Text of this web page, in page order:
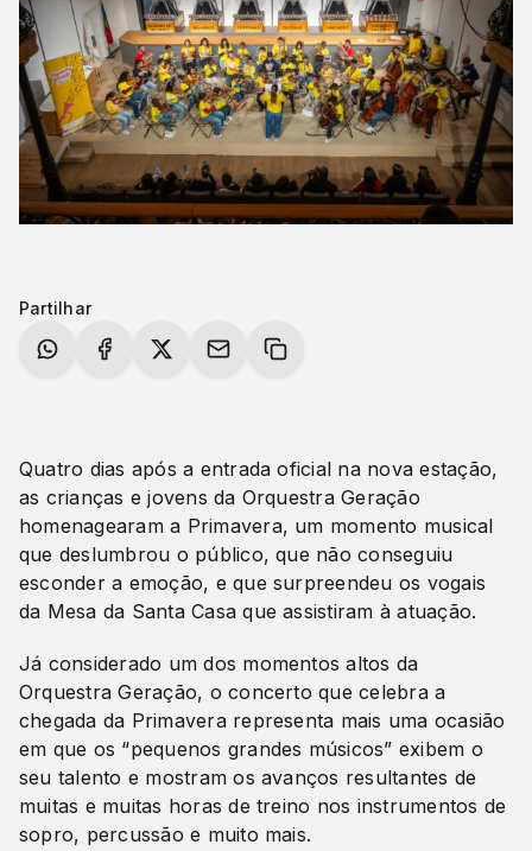
Partilhar
Quatro dias após a entrada oficial na nova estação,
as crianças e jovens da Orquestra Geração
homenagearam a Primavera, um momento musical
que deslumbrou o público, que não conseguiu
esconder a emoção, e que surpreendeu os vogais
da Mesa da Santa Casa que assistiram à atuação.
Já considerado um dos momentos altos da
Orquestra Geração, o concerto que celebra a
chegada da Primavera representa mais uma ocasião
em que os “pequenos grandes músicos” exibem o
seu talento e mostram os avanços resultantes de
muitas e muitas horas de treino nos instrumentos de
sopro, percussão e muito mais.